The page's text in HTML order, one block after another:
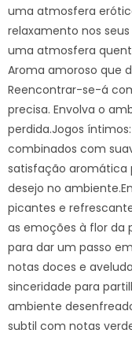
uma atmosfera
relaxamento nos
uma atmosfera
Aroma amoroso que
Reencontrar-se-á
precisa. Envolva o
perdida.Jogos
combinados com
satisfação aromática
desejo no
picantes e
as emoções à flor da
para dar um passo
notas doces e
sinceridade para
ambiente
subtil com notas